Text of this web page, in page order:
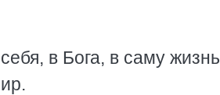
в Бога, в саму